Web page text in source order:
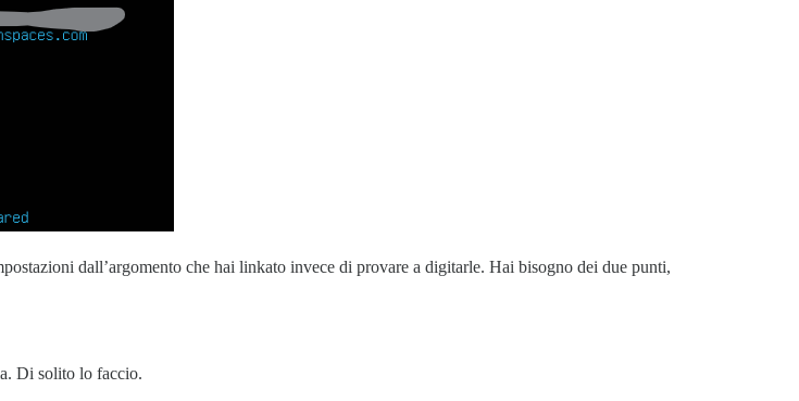
dall’argomento che hai linkato invece di provare a digitarle. Hai bisogno dei due punti,
Di solito lo faccio.